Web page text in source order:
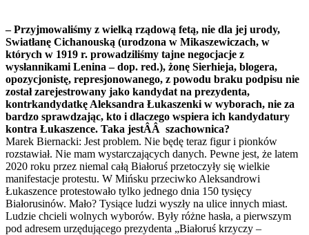
– Przyjmowaliśmy z wielką rządową fetą, nie dla jej urody,
Swiatłanę Cichanouską (urodzona w Mikaszewiczach, w
których w 1919 r. prowadziliśmy tajne negocjacje z
wysłannikami Lenina – dop. red.), żonę Sierhieja, blogera,
opozycjonistę, represjonowanego, z powodu braku podpisu nie
został zarejestrowany jako kandydat na prezydenta,
kontrkandydatkę Aleksandra Łukaszenki w wyborach, nie za
bardzo sprawdzając, kto i dlaczego wspiera ich kandydatury
kontra Łukaszence. Taka jestÂÂ szachownica?
Marek Biernacki: Jest problem. Nie będę teraz figur i pionków
rozstawiał. Nie mam wystarczających danych. Pewne jest, że latem
2020 roku przez niemal całą Białoruś przetoczyły się wielkie
manifestacje protestu. W Mińsku przeciwko Aleksandrowi
Łukaszence protestowało tylko jednego dnia 150 tysięcy
Białorusinów. Mało? Tysiące ludzi wyszły na ulice innych miast.
Ludzie chcieli wolnych wyborów. Były różne hasła, a pierwszym
pod adresem urzędującego prezydenta „Białoruś krzyczy –